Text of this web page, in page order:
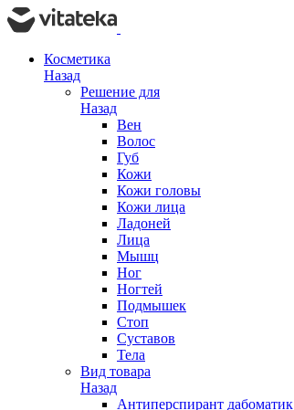
Косметика
Назад
Решение для
Назад
Вен
Волос
Губ
Кожи
Кожи головы
Кожи лица
Ладоней
Лица
Мышц
Ног
Ногтей
Подмышек
Стоп
Суставов
Тела
Вид товара
Назад
Антиперспирант дабоматик